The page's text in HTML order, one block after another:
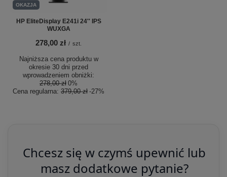
OKAZJA
HP EliteDisplay E241i 24'' IPS
WUXGA
278,00 zł / szt.
Najniższa cena produktu w
okresie 30 dni przed
wprowadzeniem obniżki:
278,00 zł 0%
Cena regularna: 379,00 zł -27%
Chcesz się w czymś upewnić lub
masz dodatkowe pytanie?